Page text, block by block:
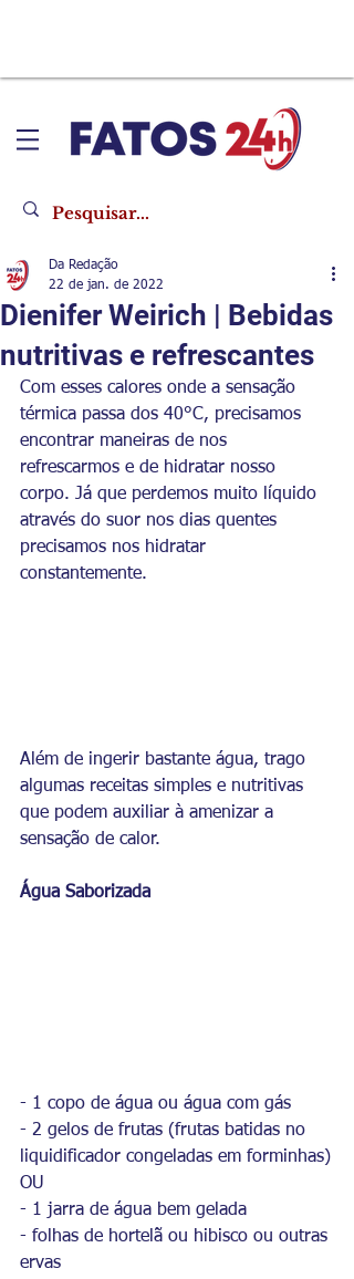
Dienifer Weirich | Bebidas
nutritivas e refrescantes
Da Redação
22 de jan. de 2022
Com esses calores onde a sensação
térmica passa dos 40°C, precisamos
encontrar maneiras de nos
refrescarmos e de hidratar nosso
corpo. Já que perdemos muito líquido
através do suor nos dias quentes
precisamos nos hidratar
constantemente.
Além de ingerir bastante água, trago
algumas receitas simples e nutritivas
que podem auxiliar à amenizar a
sensação de calor.
Água Saborizada
- 1 copo de água ou água com gás
- 2 gelos de frutas (frutas batidas no
liquidificador congeladas em forminhas)
OU
- 1 jarra de água bem gelada
- folhas de hortelã ou hibisco ou outras
ervas